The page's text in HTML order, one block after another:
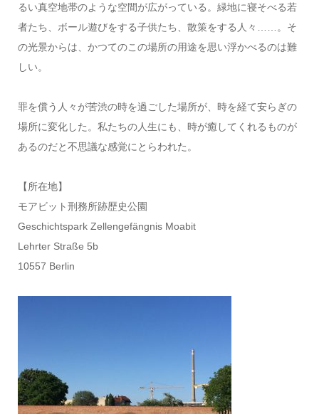
るい真空地帯のような空間が広がっている。緑地に寝そべる若
者たち、ボール遊びをする子供たち、散策をする人々……。そ
の光景からは、かつてのこの場所の用途を思い浮かべるのは難
しい。
罪を償う人々が苦渋の時を過ごした場所が、時を経て安らぎの
場所に変化した。私たちの人生にも、時が癒してくれるものが
あるのだと不思議な感覚にとらわれた。
【所在地】
モアビット刑務所跡歴史公園
Geschichtspark Zellengefängnis Moabit
Lehrter Straße 5b
10557 Berlin